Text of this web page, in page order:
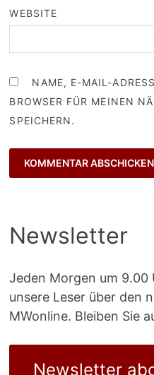
WEBSITE
NAME, E-MAIL-
BROWSER FÜR MEINEN
SPEICHERN.
Newsletter
Jeden Morgen um
unsere Leser über den
MWonline. Bleiben Sie
Newsletter